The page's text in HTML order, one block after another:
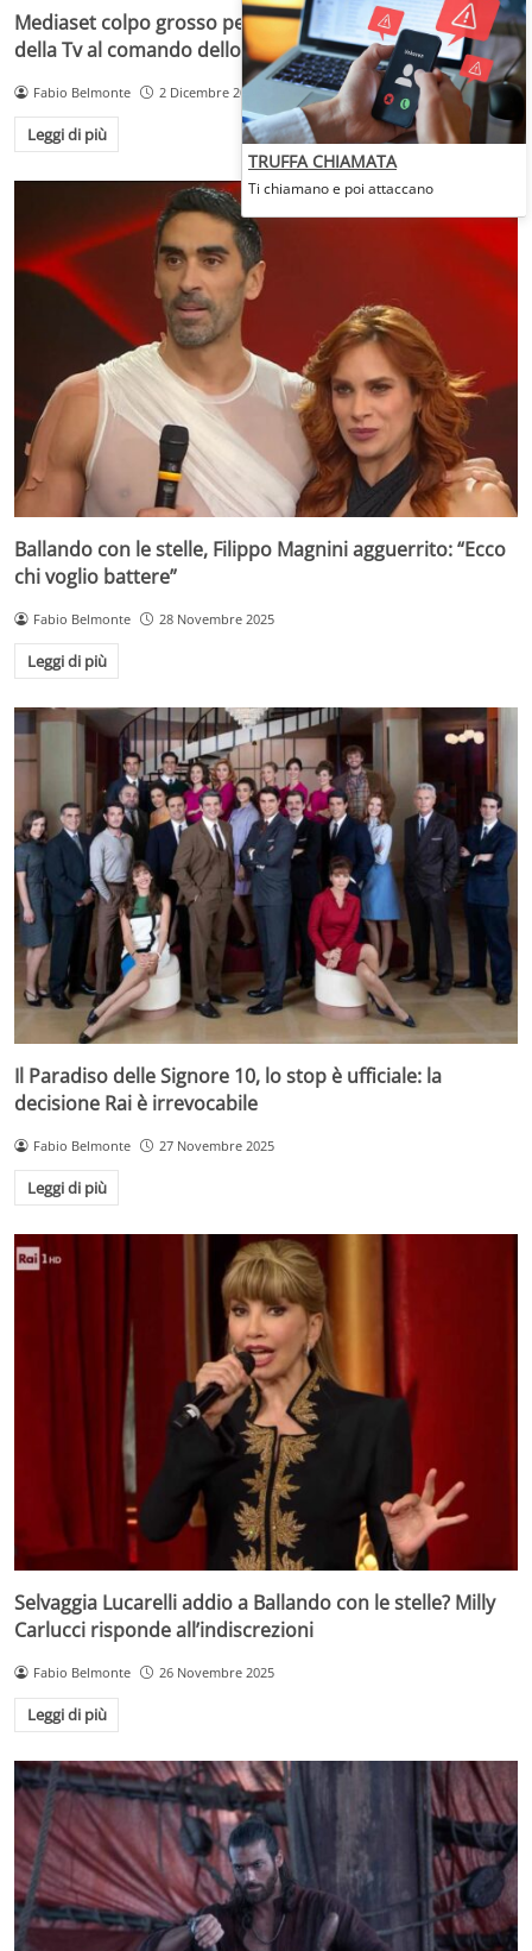
Mediaset colpo grosso per la prima serata: il pilastro
della Tv al comando dello show storico
Fabio Belmonte 2 Dicembre 2025
Leggi di più
Ballando con le stelle, Filippo Magnini agguerrito: “Ecco
chi voglio battere”
Fabio Belmonte 28 Novembre 2025
Leggi di più
Il Paradiso delle Signore 10, lo stop è ufficiale: la
decisione Rai è irrevocabile
Fabio Belmonte 27 Novembre 2025
Leggi di più
Selvaggia Lucarelli addio a Ballando con le stelle? Milly
Carlucci risponde all’indiscrezioni
Fabio Belmonte 26 Novembre 2025
Leggi di più
TRUFFA CHIAMATA
Ti chiamano e poi attaccano